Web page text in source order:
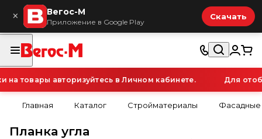
× Вегос-М
Приложение в Google Play
Скачать
товары авторизуйтесь в Личном кабинете. Для
Главная Каталог Стройматериалы Фасадные
Планка угла